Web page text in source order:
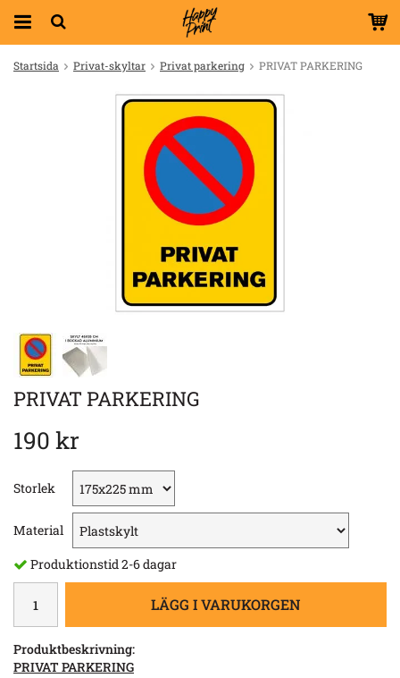
Startsida Privat-skyltar Privat parkering PRIVAT PARKERING
PRIVAT PARKERING
190 kr
Storlek
Material
Produktionstid 2-6 dagar
LÄGG I VARUKORGEN
Produktbeskrivning:
PRIVAT PARKERING​